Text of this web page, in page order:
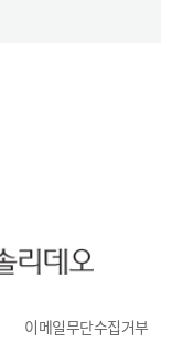
이메일무단수집거부